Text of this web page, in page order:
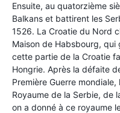
Ensuite, au quatorzième
Balkans et battirent les
1526. La Croatie du Nord
Maison de Habsbourg, qui
cette partie de la Croatie
Hongrie. Après la défaite
Première Guerre
Royaume de la Serbie, de
on a donné à ce royaume